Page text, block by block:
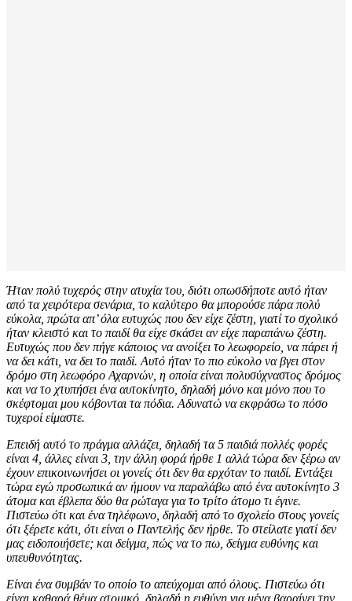
Ήταν πολύ τυχερός στην ατυχία του, διότι οπωσδήποτε αυτό ήταν
από τα χειρότερα σενάρια, το καλύτερο θα μπορούσε πάρα πολύ
εύκολα, πρώτα απ’ όλα ευτυχώς που δεν είχε ζέστη, γιατί το σχολικό
ήταν κλειστό και το παιδί θα είχε σκάσει αν είχε παραπάνω ζέστη.
Ευτυχώς που δεν πήγε κάποιος να ανοίξει το λεωφορείο, να πάρει ή
να δει κάτι, να δει το παιδί. Αυτό ήταν το πιο εύκολο να βγει στον
δρόμο στη λεωφόρο Αχαρνών, η οποία είναι πολυσύχναστος δρόμος
και να το χτυπήσει ένα αυτοκίνητο, δηλαδή μόνο και μόνο που το
σκέφτομαι μου κόβονται τα πόδια. Αδυνατώ να εκφράσω το πόσο
τυχεροί είμαστε.
Επειδή αυτό το πράγμα αλλάζει, δηλαδή τα 5 παιδιά πολλές φορές
είναι 4, άλλες είναι 3, την άλλη φορά ήρθε 1 αλλά τώρα δεν ξέρω αν
έχουν επικοινωνήσει οι γονείς ότι δεν θα ερχόταν το παιδί. Εντάξει
τώρα εγώ προσωπικά αν ήμουν να παραλάβω από ένα αυτοκίνητο 3
άτομα και έβλεπα δύο θα ρώταγα για το τρίτο άτομο τι έγινε.
Πιστεύω ότι και ένα τηλέφωνο, δηλαδή από το σχολείο στους γονείς
ότι ξέρετε κάτι, ότι είναι ο Παντελής δεν ήρθε. Το στείλατε γιατί δεν
μας ειδοποιήσετε; και δείγμα, πώς να το πω, δείγμα ευθύνης και
υπευθυνότητας.
Είναι ένα συμβάν το οποίο το απεύχομαι από όλους. Πιστεύω ότι
είναι καθαρά θέμα ατομικό, δηλαδή η ευθύνη για μένα βαραίνει την